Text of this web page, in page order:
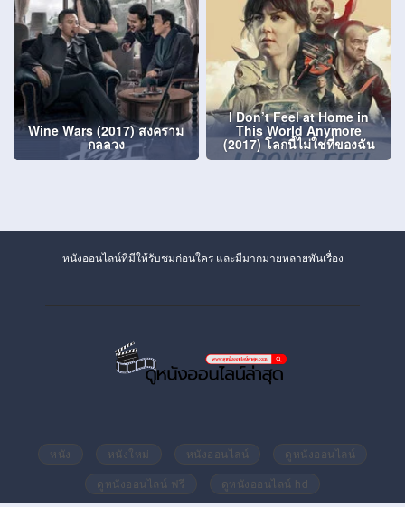
Wine Wars (2017) สงคราม
กลลวง
I Don’t Feel at Home in
This World Anymore
(2017) โลกนี้ไม่ใช่ที่ของฉัน
หนังออนไลน์ที่มีให้รับชมก่อนใคร และมีมากมายหลายพันเรื่อง
หนัง หนังใหม่ หนังออนไลน์
ดูหนังออนไลน์
ดูหนังออนไลน์ ฟรี
ดูหนังออนไลน์ hd